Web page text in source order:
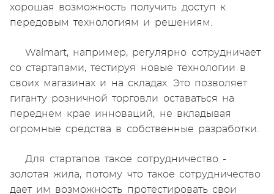
хорошая возможность получить доступ к
передовым технологиям и решениям.
Walmart, например, регулярно сотрудничает
со стартапами, тестируя новые технологии в
своих магазинах и на складах. Это позволяет
гиганту розничной торговли оставаться на
переднем крае инноваций, не вкладывая
огромные средства в собственные разработки.
Для стартапов такое сотрудничество -
золотая жила, потому что такое сотрудничество
дает им возможность протестировать свои